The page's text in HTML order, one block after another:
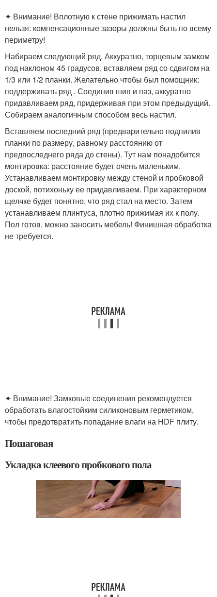
✦ Внимание! Вплотную к стене прижимать настил
нельзя: компенсационные зазоры должны быть по всему
периметру!
Набираем следующий ряд. Аккуратно, торцевым замком
под наклоном 45 градусов, вставляем ряд со сдвигом на
1/3 или 1/2 планки. Желательно чтобы был помощник:
поддерживать ряд . Соединив шип и паз, аккуратно
придавливаем ряд, придерживая при этом предыдущий.
Собираем аналогичным способом весь настил.
Вставляем последний ряд (предварительно подпилив
планки по размеру, равному расстоянию от
предпоследнего ряда до стены). Тут нам понадобится
монтировка: расстояние будет очень маленьким.
Устанавливаем монтировку между стеной и пробковой
доской, потихоньку ее придавливаем. При характерном
щелчке будет понятно, что ряд стал на место. Затем
устанавливаем плинтуса, плотно прижимая их к полу.
Пол готов, можно заносить мебель! Финишная обработка
не требуется.
✦ Внимание! Замковые соединения рекомендуется
обработать влагостойким силиконовым герметиком,
чтобы предотвратить попадание влаги на HDF плиту.
Пошаговая
Укладка клеевого пробкового пола